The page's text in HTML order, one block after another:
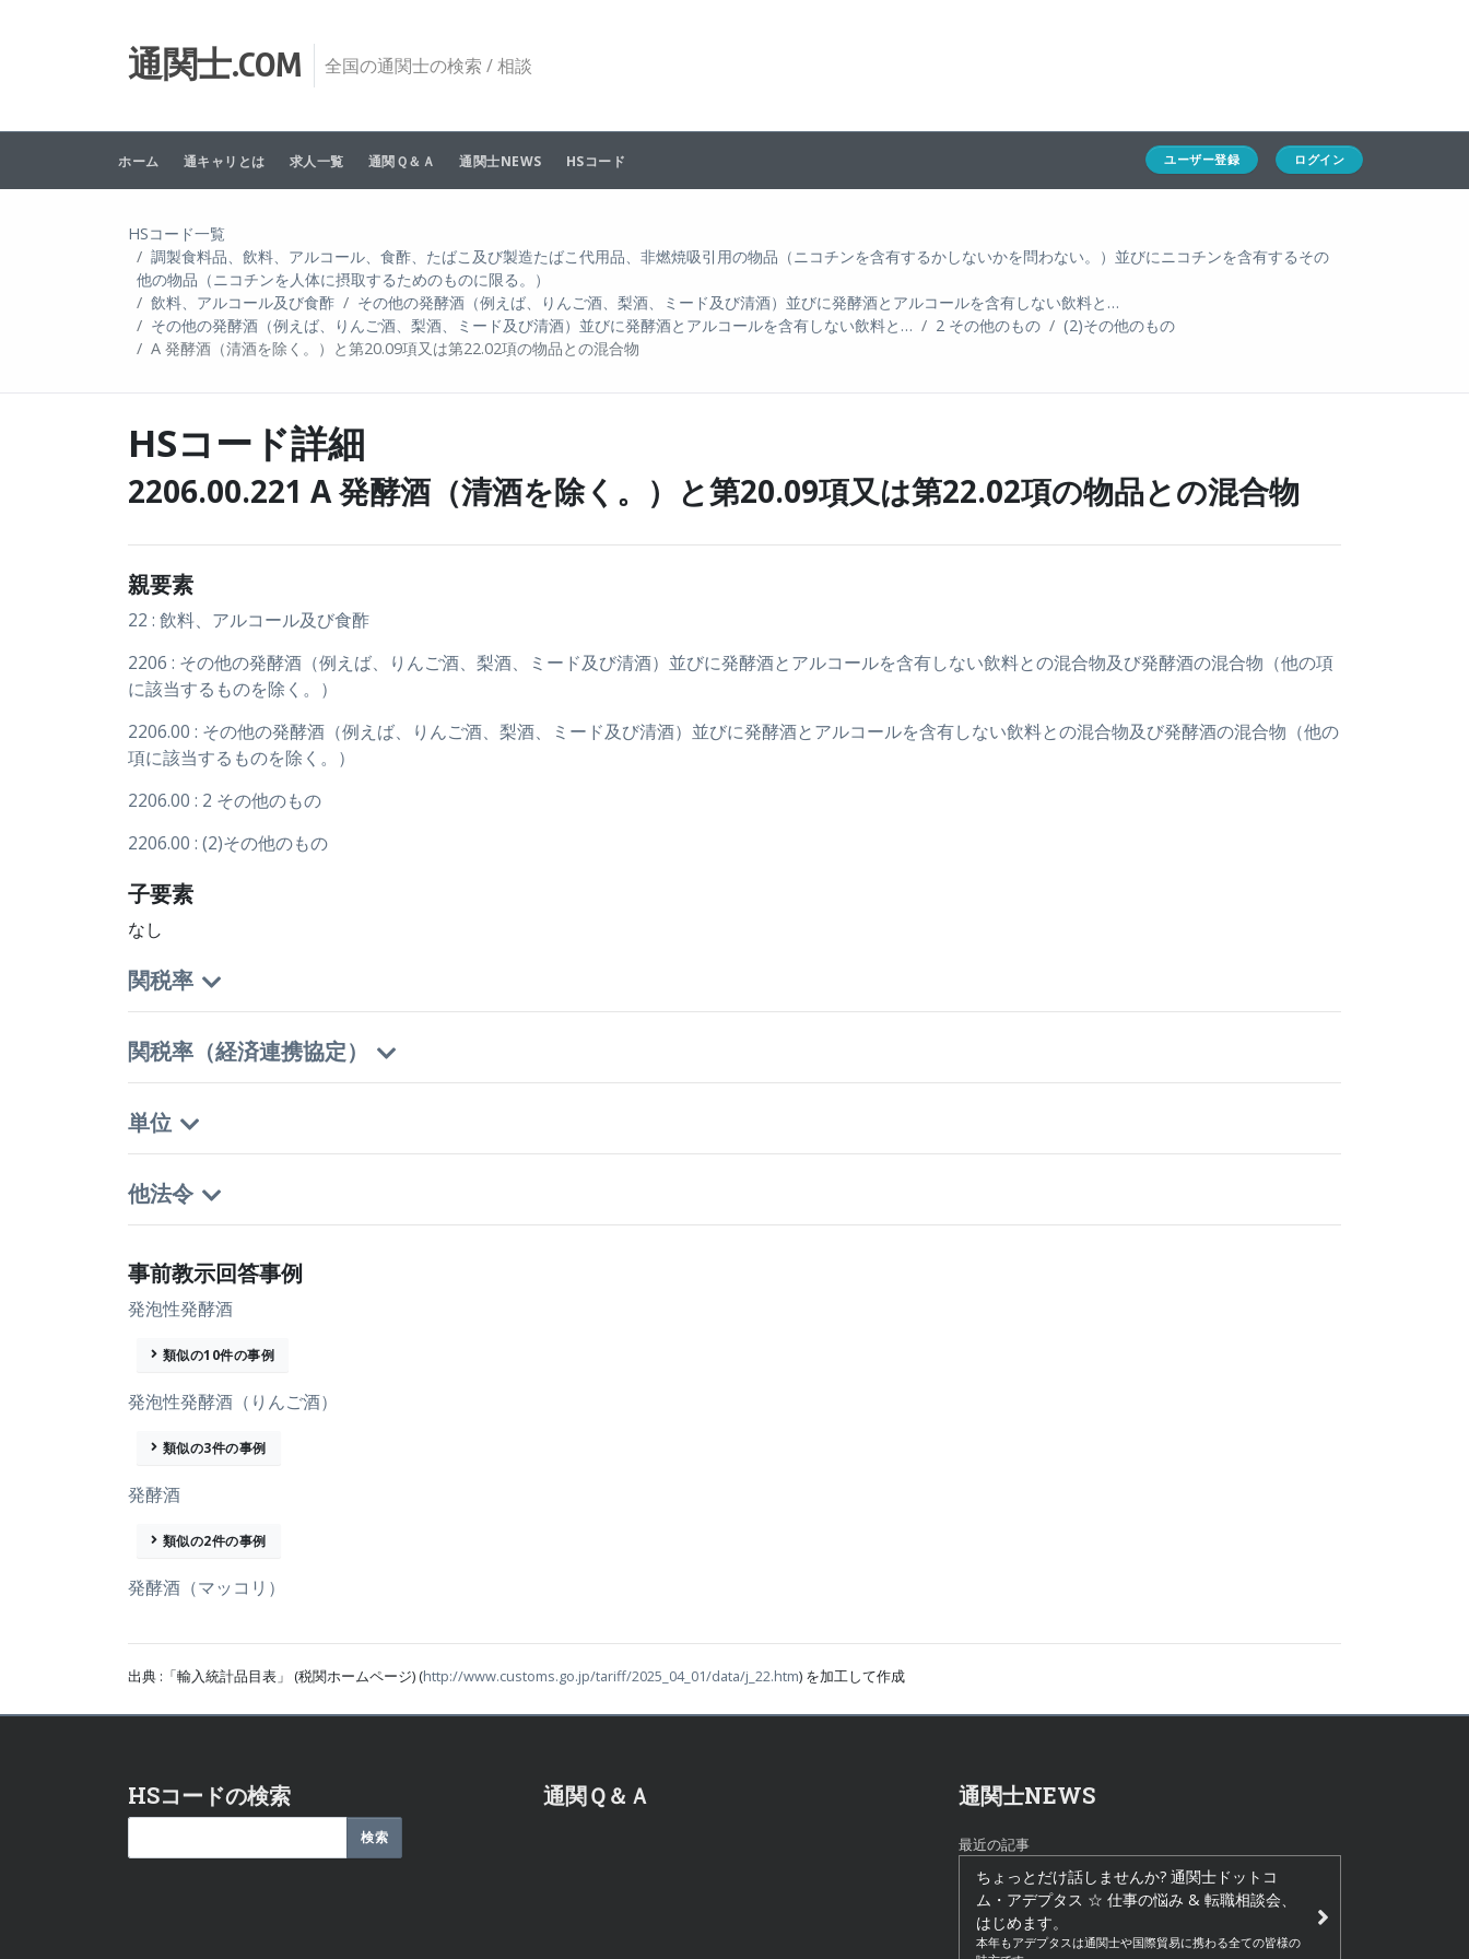
通関士.COM 全国の通関士の検索 / 相談
ホーム 通キャリとは 求人一覧 通関Ｑ＆Ａ 通関士NEWS HSコード ユーザー登録 ログイン
HSコード一覧
調製食料品、飲料、アルコール、食酢、たばこ及び製造たばこ代用品、非燃焼吸引用の物品（ニコチンを含有するかしないかを問わない。）並びにニコチンを含有するその
他の物品（ニコチンを人体に摂取するためのものに限る。）
飲料、アルコール及び食酢
その他の発酵酒（例えば、りんご酒、梨酒、ミード及び清酒）並びに発酵酒とアルコールを含有しない飲料と…
その他の発酵酒（例えば、りんご酒、梨酒、ミード及び清酒）並びに発酵酒とアルコールを含有しない飲料と…
2 その他のもの
(2)その他のもの
A 発酵酒（清酒を除く。）と第20.09項又は第22.02項の物品との混合物
HSコード詳細
2206.00.221 A 発酵酒（清酒を除く。）と第20.09項又は第22.02項の物品との混合物
親要素
22 : 飲料、アルコール及び食酢
2206 : その他の発酵酒（例えば、りんご酒、梨酒、ミード及び清酒）並びに発酵酒とアルコールを含有しない飲料との混合物及び発酵酒の混合物（他の項
に該当するものを除く。）
2206.00 : その他の発酵酒（例えば、りんご酒、梨酒、ミード及び清酒）並びに発酵酒とアルコールを含有しない飲料との混合物及び発酵酒の混合物（他の
項に該当するものを除く。）
2206.00 : 2 その他のもの
2206.00 : (2)その他のもの
子要素
なし
関税率
関税率（経済連携協定）
単位
他法令
事前教示回答事例
発泡性発酵酒
類似の10件の事例
発泡性発酵酒（りんご酒）
類似の3件の事例
発酵酒
類似の2件の事例
発酵酒（マッコリ）
出典 :「輸入統計品目表」 (税関ホームページ) (http://www.customs.go.jp/tariff/2025_04_01/data/j_22.htm) を加工して作成
HSコードの検索 通関Ｑ＆Ａ 通関士NEWS
最近の記事
ちょっとだけ話しませんか? 通関士ドットコ
ム・アデプタス ☆ 仕事の悩み & 転職相談会、
はじめます。
本年もアデプタスは通関士や国際貿易に携わる全ての皆様の
求人一覧
通関Ｑ＆Ａ
通関士NEWS